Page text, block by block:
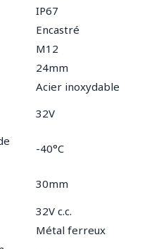
IP67
Encastré
M12
24mm
Acier inoxydable
32V
-40°C
30mm
32V c.c.
Métal ferreux